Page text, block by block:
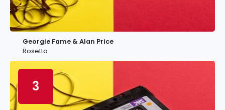
Georgie Fame & Alan Price
Rosetta
3